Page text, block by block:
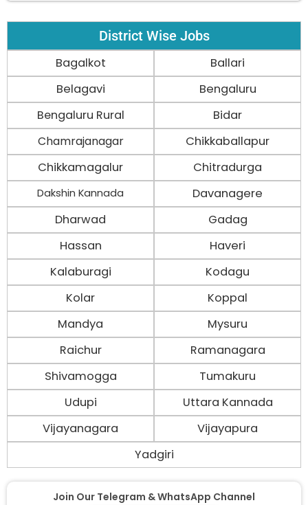
District Wise Jobs
Bagalkot
Ballari
Belagavi
Bengaluru
Bengaluru Rural
Bidar
Chamrajanagar
Chikkaballapur
Chikkamagalur
Chitradurga
Dakshin Kannada
Davanagere
Dharwad
Gadag
Hassan
Haveri
Kalaburagi
Kodagu
Kolar
Koppal
Mandya
Mysuru
Raichur
Ramanagara
Shivamogga
Tumakuru
Udupi
Uttara Kannada
Vijayanagara
Vijayapura
Yadgiri
Join Our Telegram & WhatsApp Channel